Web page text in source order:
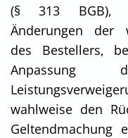
(§ 313 BGB),
Änderungen der
des Bestellers,
Anpassung
wahlweise den
Geltendmachung